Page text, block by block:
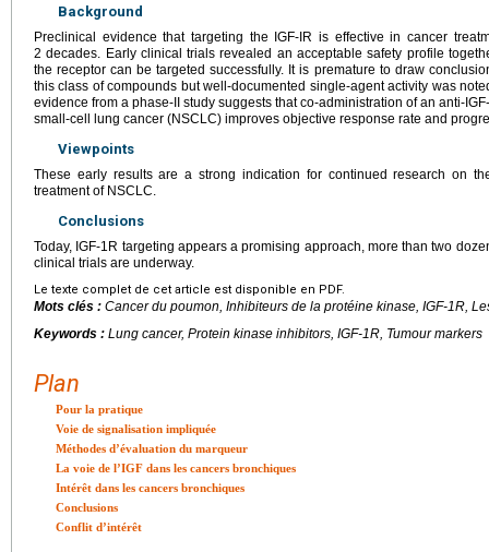
Background
Preclinical evidence that targeting the IGF-IR is effective in cancer
2 decades. Early clinical trials revealed an acceptable safety profile
the receptor can be targeted successfully. It is premature to draw
this class of compounds but well-documented single-agent activity was
evidence from a phase-II study suggests that co-administration of an anti-
small-cell lung cancer (NSCLC) improves objective response rate and
Viewpoints
These early results are a strong indication for continued research on
treatment of NSCLC.
Conclusions
Today, IGF-1R targeting appears a promising approach, more than two
clinical trials are underway.
Le texte complet de cet article est disponible en PDF.
Mots clés : Cancer du poumon, Inhibiteurs de la protéine kinase, IGF-1R,
Keywords : Lung cancer, Protein kinase inhibitors, IGF-1R, Tumour markers
Plan
Pour la pratique
Voie de signalisation impliquée
Méthodes d’évaluation du marqueur
La voie de l’IGF dans les cancers bronchiques
Intérêt dans les cancers bronchiques
Conclusions
Conflit d’intérêt